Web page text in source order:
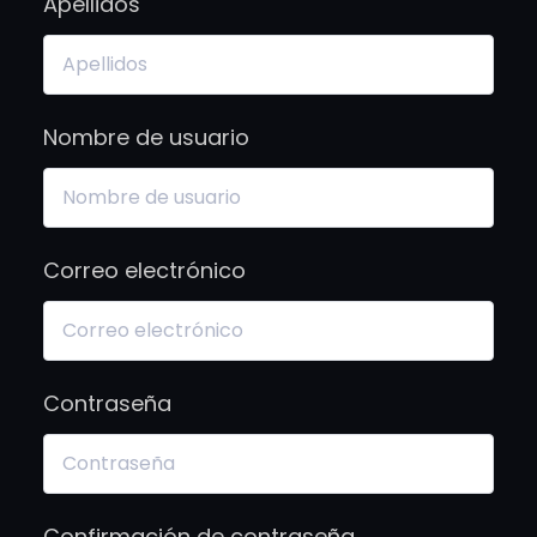
Nombre de usuario
Correo electrónico
Contraseña